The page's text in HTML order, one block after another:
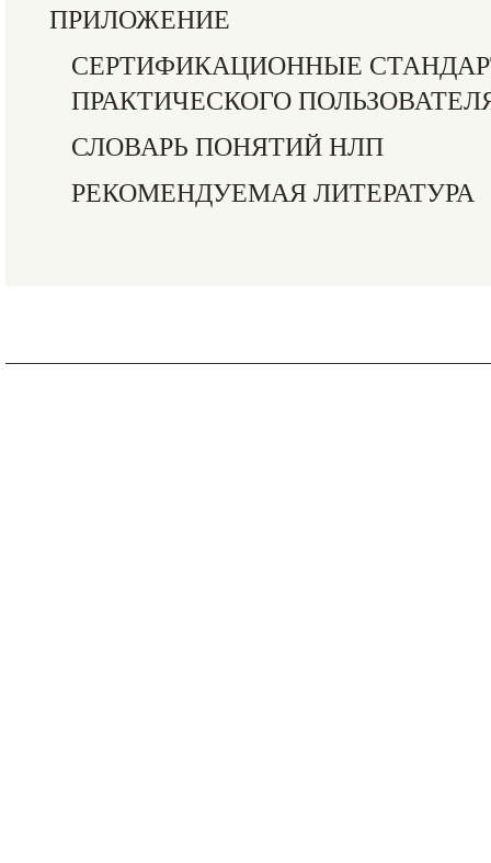
ПРИЛОЖЕНИЕ
СЕРТИФИКАЦИОННЫЕ
ПРАКТИЧЕСКОГО
СЛОВАРЬ ПОНЯТИЙ НЛП
РЕКОМЕНДУЕМАЯ ЛИТЕРАТУРА